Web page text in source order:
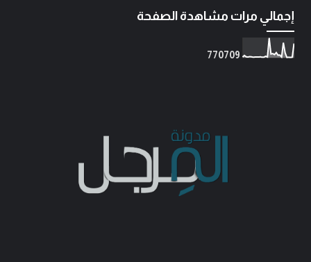
إجمالي مرات مشاهدة الصفحة
770709